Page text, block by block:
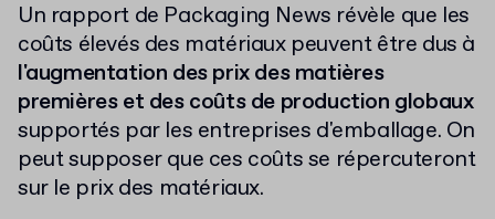
Un rapport de Packaging News révèle que les
coûts élevés des matériaux peuvent être dus à
l'augmentation des prix des matières
premières et des coûts de production globaux
supportés par les entreprises d'emballage. On
peut supposer que ces coûts se répercuteront
sur le prix des matériaux.